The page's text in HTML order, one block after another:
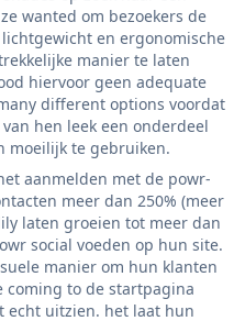
wanted om bezoekers de
en ergonomische
manier te laten
hiervoor geen adequate
different options voordat
hen leek een onderdeel
moeilijk te gebruiken.
aanmelden met de powr-
meer dan 250% (meer
laten groeien tot meer dan
social voeden op hun site.
manier om hun klanten
coming to de startpagina
echt uitzien. het laat hun